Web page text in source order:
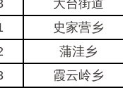
大台街道
史家营乡
蒲洼乡
霞云岭乡